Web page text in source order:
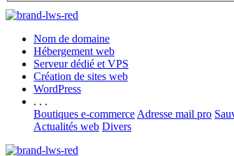
Nom de domaine
Hébergement web
Serveur dédié et VPS
Création de sites web
WordPress
. . .
Boutiques e-commerce Adresse mail pro
Actualités web Divers